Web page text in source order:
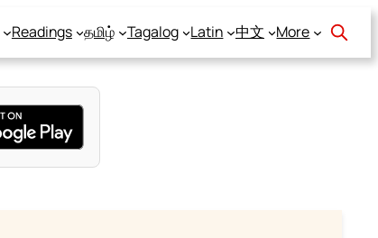
Readings தமிழ் Tagalog Latin 中文 More